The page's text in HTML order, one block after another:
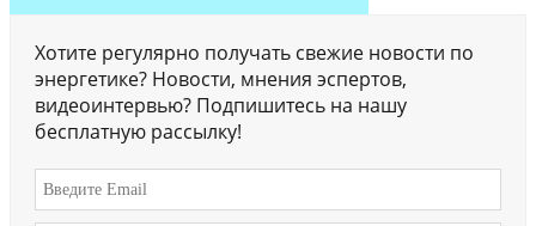
Хотите регулярно получать свежие новости по
энергетике? Новости, мнения эспертов,
видеоинтервью? Подпишитесь на нашу
бесплатную рассылку!